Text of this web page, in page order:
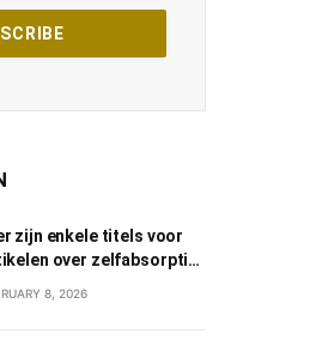
zijn enkele titels voor
over zelfabsorptie
8, 2026